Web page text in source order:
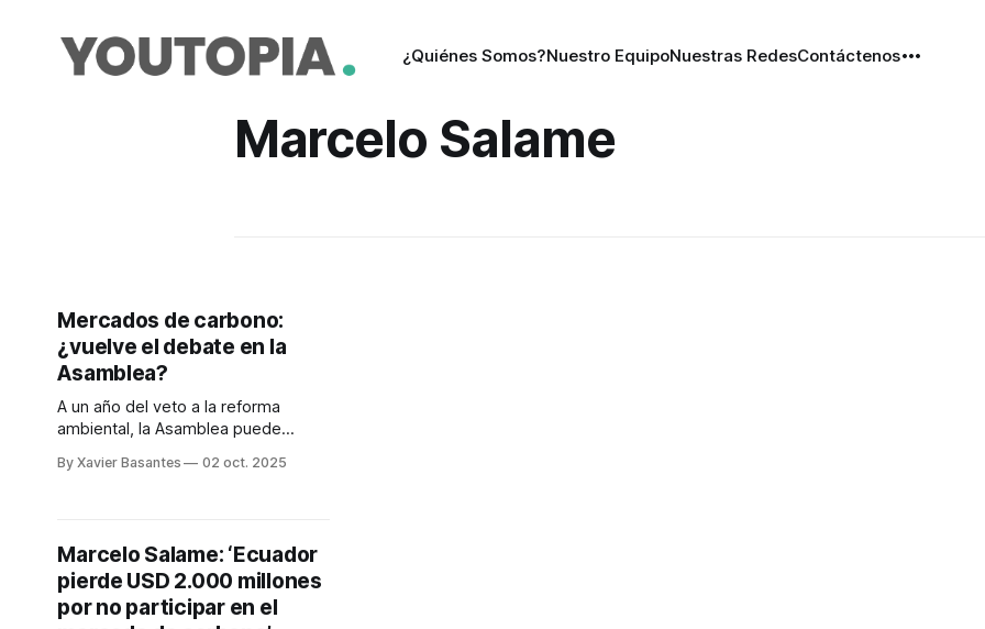
¿Quiénes Somos?Nuestro EquipoNuestras RedesContáctenos
Marcelo Salame
Mercados de carbono:
¿vuelve el debate en la
Asamblea?
A un año del veto a la reforma
ambiental, la Asamblea puede
que Ecuador no debe quedar fuera
By Xavier Basantes 02 oct. 2025
Marcelo Salame: ‘Ecuador
pierde USD 2.000 millones
por no participar en el